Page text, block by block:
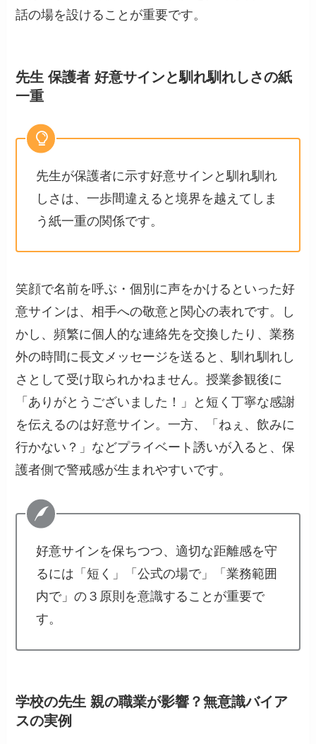
話の場を設けることが重要です。
先生 保護者 好意サインと馴れ馴れしさの紙
一重
先生が保護者に示す好意サインと馴れ馴れ
しさは、一歩間違えると境界を越えてしま
う紙一重の関係です。
笑顔で名前を呼ぶ・個別に声をかけるといった好
意サインは、相手への敬意と関心の表れです。し
かし、頻繁に個人的な連絡先を交換したり、業務
外の時間に長文メッセージを送ると、馴れ馴れし
さとして受け取られかねません。授業参観後に
「ありがとうございました！」と短く丁寧な感謝
を伝えるのは好意サイン。一方、「ねぇ、飲みに
行かない？」などプライベート誘いが入ると、保
護者側で警戒感が生まれやすいです。
好意サインを保ちつつ、適切な距離感を守
るには「短く」「公式の場で」「業務範囲
内で」の３原則を意識することが重要で
す。
学校の先生 親の職業が影響？無意識バイア
スの実例